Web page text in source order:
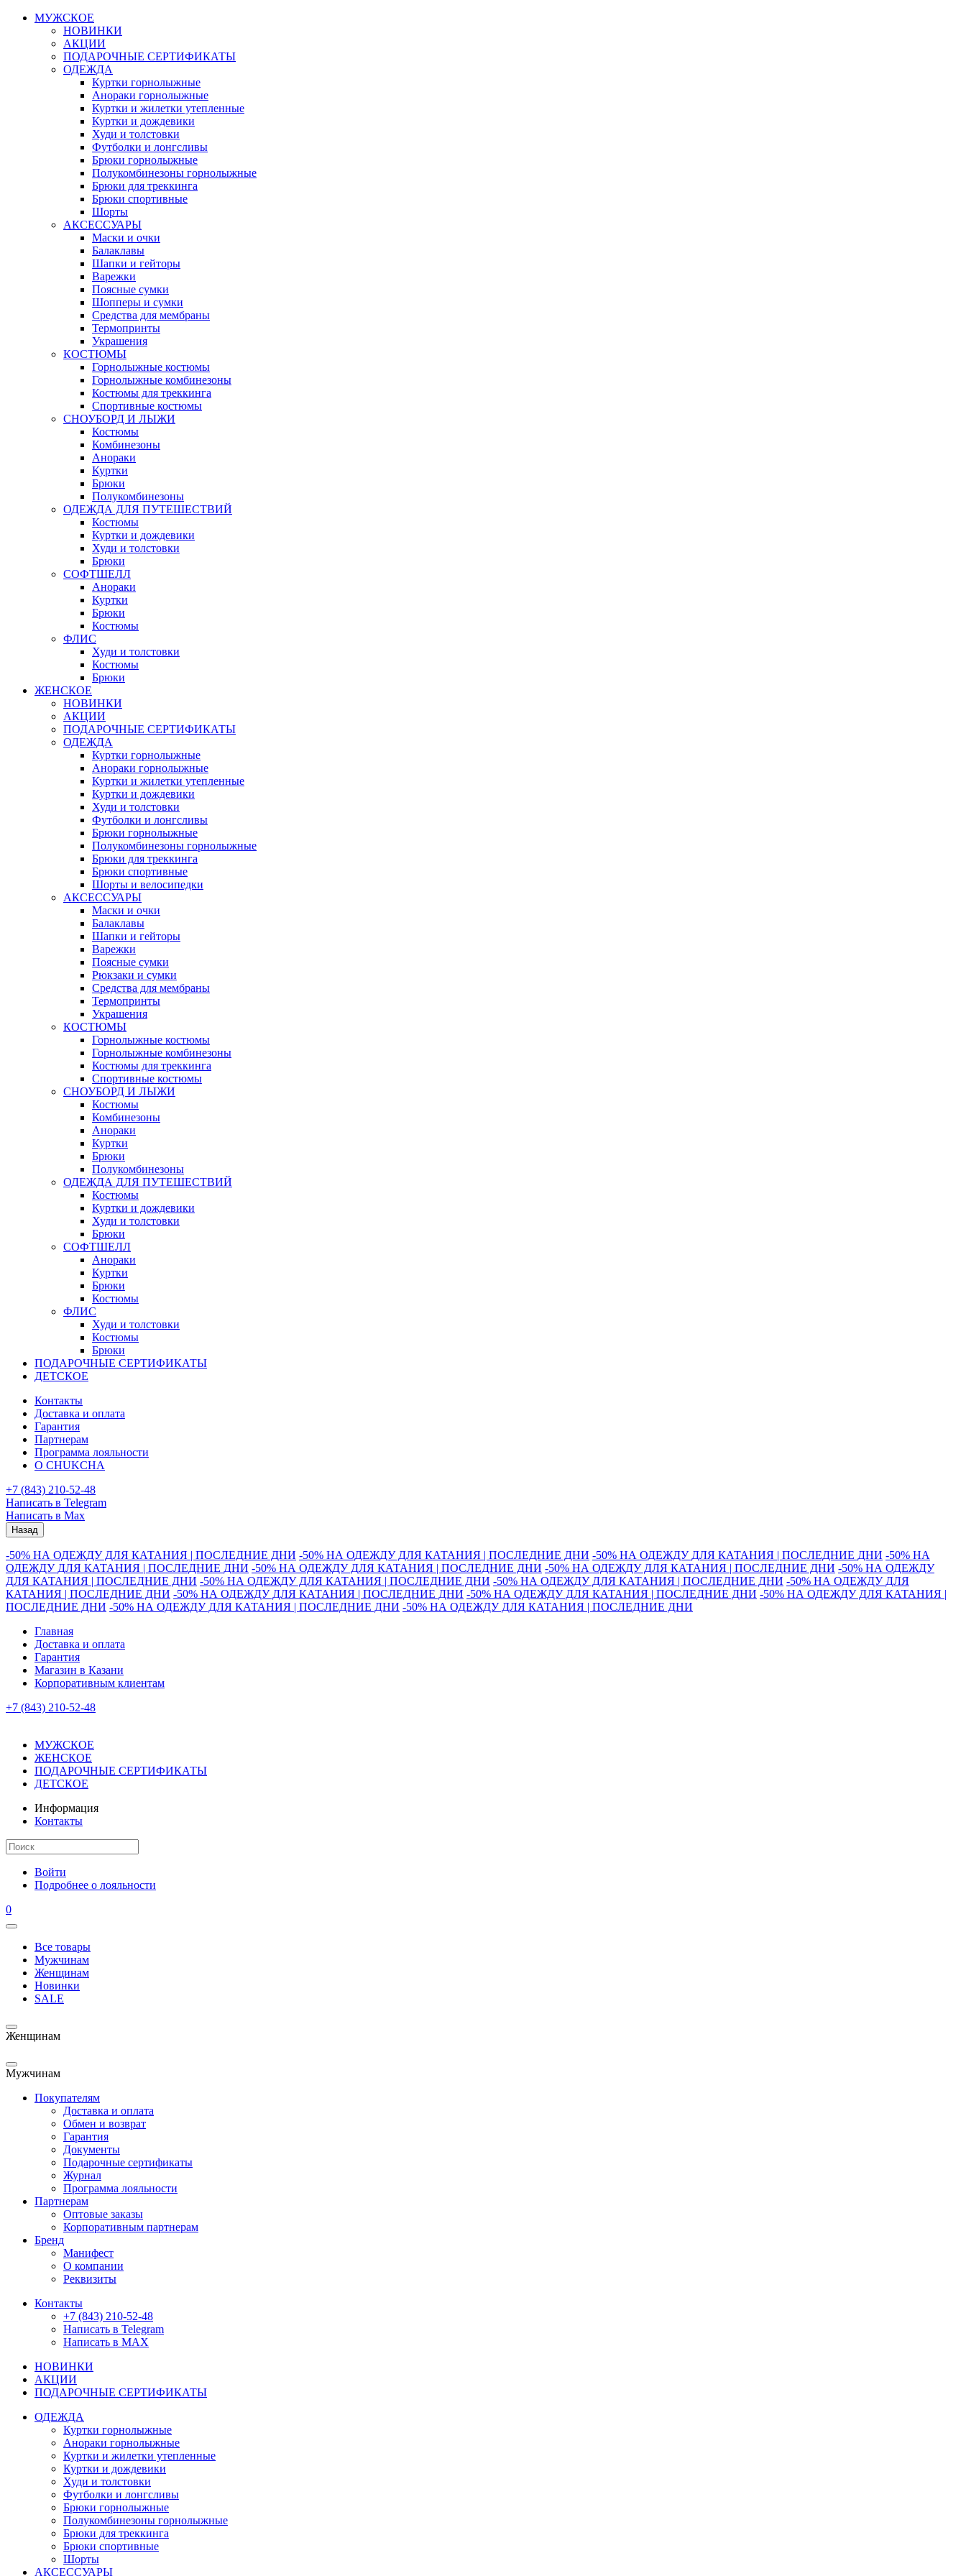
МУЖСКОЕ
НОВИНКИ
АКЦИИ
ПОДАРОЧНЫЕ СЕРТИФИКАТЫ
ОДЕЖДА
Куртки горнолыжные
Анораки горнолыжные
Куртки и жилетки утепленные
Куртки и дождевики
Худи и толстовки
Футболки и лонгсливы
Брюки горнолыжные
Полукомбинезоны горнолыжные
Брюки для треккинга
Брюки спортивные
Шорты
АКСЕССУАРЫ
Маски и очки
Балаклавы
Шапки и гейторы
Варежки
Поясные сумки
Шопперы и сумки
Средства для мембраны
Термопринты
Украшения
КОСТЮМЫ
Горнолыжные костюмы
Горнолыжные комбинезоны
Костюмы для треккинга
Спортивные костюмы
СНОУБОРД И ЛЫЖИ
Костюмы
Комбинезоны
Анораки
Куртки
Брюки
Полукомбинезоны
ОДЕЖДА ДЛЯ ПУТЕШЕСТВИЙ
Костюмы
Куртки и дождевики
Худи и толстовки
Брюки
СОФТШЕЛЛ
Анораки
Куртки
Брюки
Костюмы
ФЛИС
Худи и толстовки
Костюмы
Брюки
ЖЕНСКОЕ
НОВИНКИ
АКЦИИ
ПОДАРОЧНЫЕ СЕРТИФИКАТЫ
ОДЕЖДА
Куртки горнолыжные
Анораки горнолыжные
Куртки и жилетки утепленные
Куртки и дождевики
Худи и толстовки
Футболки и лонгсливы
Брюки горнолыжные
Полукомбинезоны горнолыжные
Брюки для треккинга
Брюки спортивные
Шорты и велосипедки
АКСЕССУАРЫ
Маски и очки
Балаклавы
Шапки и гейторы
Варежки
Поясные сумки
Рюкзаки и сумки
Средства для мембраны
Термопринты
Украшения
КОСТЮМЫ
Горнолыжные костюмы
Горнолыжные комбинезоны
Костюмы для треккинга
Спортивные костюмы
СНОУБОРД И ЛЫЖИ
Костюмы
Комбинезоны
Анораки
Куртки
Брюки
Полукомбинезоны
ОДЕЖДА ДЛЯ ПУТЕШЕСТВИЙ
Костюмы
Куртки и дождевики
Худи и толстовки
Брюки
СОФТШЕЛЛ
Анораки
Куртки
Брюки
Костюмы
ФЛИС
Худи и толстовки
Костюмы
Брюки
ПОДАРОЧНЫЕ СЕРТИФИКАТЫ
ДЕТСКОЕ
Контакты
Доставка и оплата
Гарантия
Партнерам
Программа лояльности
О CHUKCHA
+7 (843) 210-52-48
Написать в Telegram
Написать в Max
Назад
-50% НА ОДЕЖДУ ДЛЯ КАТАНИЯ | ПОСЛЕДНИЕ ДНИ -50% НА ОДЕЖДУ ДЛЯ КАТАНИЯ | ПОСЛЕДНИЕ ДНИ -50% НА ОДЕЖДУ ДЛЯ КАТАНИЯ | ПОСЛЕДНИЕ ДНИ -50% НА
ОДЕЖДУ ДЛЯ КАТАНИЯ | ПОСЛЕДНИЕ ДНИ -50% НА ОДЕЖДУ ДЛЯ КАТАНИЯ | ПОСЛЕДНИЕ ДНИ -50% НА ОДЕЖДУ ДЛЯ КАТАНИЯ | ПОСЛЕДНИЕ ДНИ -50% НА ОДЕЖДУ
ДЛЯ КАТАНИЯ | ПОСЛЕДНИЕ ДНИ -50% НА ОДЕЖДУ ДЛЯ КАТАНИЯ | ПОСЛЕДНИЕ ДНИ -50% НА ОДЕЖДУ ДЛЯ КАТАНИЯ | ПОСЛЕДНИЕ ДНИ -50% НА ОДЕЖДУ ДЛЯ
КАТАНИЯ | ПОСЛЕДНИЕ ДНИ -50% НА ОДЕЖДУ ДЛЯ КАТАНИЯ | ПОСЛЕДНИЕ ДНИ -50% НА ОДЕЖДУ ДЛЯ КАТАНИЯ | ПОСЛЕДНИЕ ДНИ -50% НА ОДЕЖДУ ДЛЯ КАТАНИЯ |
ПОСЛЕДНИЕ ДНИ -50% НА ОДЕЖДУ ДЛЯ КАТАНИЯ | ПОСЛЕДНИЕ ДНИ -50% НА ОДЕЖДУ ДЛЯ КАТАНИЯ | ПОСЛЕДНИЕ ДНИ
Главная
Доставка и оплата
Гарантия
Магазин в Казани
Корпоративным клиентам
+7 (843) 210-52-48
МУЖСКОЕ
ЖЕНСКОЕ
ПОДАРОЧНЫЕ СЕРТИФИКАТЫ
ДЕТСКОЕ
Информация
Контакты
Войти
Подробнее о лояльности
0
Все товары
Мужчинам
Женщинам
Новинки
SALE
Женщинам
Мужчинам
Покупателям
Доставка и оплата
Обмен и возврат
Гарантия
Документы
Подарочные сертификаты
Журнал
Программа лояльности
Партнерам
Оптовые заказы
Корпоративным партнерам
Бренд
Манифест
О компании
Реквизиты
Контакты
+7 (843) 210-52-48
Написать в Telegram
Написать в MAX
НОВИНКИ
АКЦИИ
ПОДАРОЧНЫЕ СЕРТИФИКАТЫ
ОДЕЖДА
Куртки горнолыжные
Анораки горнолыжные
Куртки и жилетки утепленные
Куртки и дождевики
Худи и толстовки
Футболки и лонгсливы
Брюки горнолыжные
Полукомбинезоны горнолыжные
Брюки для треккинга
Брюки спортивные
Шорты
АКСЕССУАРЫ